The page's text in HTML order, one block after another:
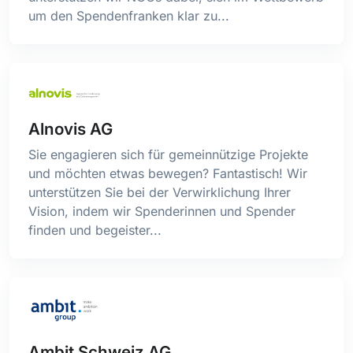
Online-Fundraising
Software
Stiftungsfundraising
Telefonfundraising
Unternehmensfundraising
Versandlösungen / Postdienstleistungen
Weiterbildung
um den Spendenfranken klar zu...
Alnovis AG
Sie engagieren sich für gemeinnützige Projekte
und möchten etwas bewegen? Fantastisch! Wir
unterstützen Sie bei der Verwirklichung Ihrer
Vision, indem wir Spenderinnen und Spender
finden und begeister...